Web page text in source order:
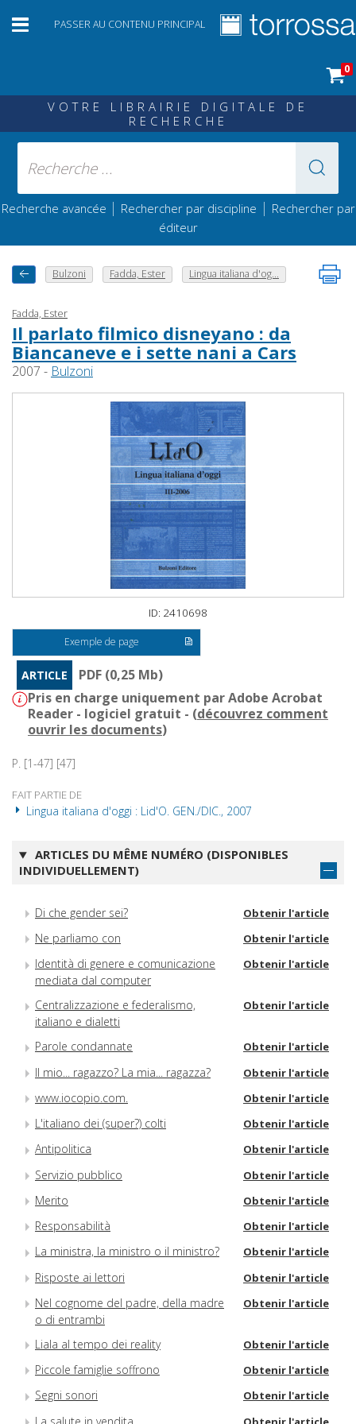
PASSER AU CONTENU PRINCIPAL
0
VOTRE LIBRAIRIE DIGITALE DE
RECHERCHE
Recherche avancée | Rechercher par discipline | Rechercher par
éditeur
Bulzoni Fadda, Ester Lingua italiana d'og...
Fadda, Ester
Il parlato filmico disneyano : da
Biancaneve e i sette nani a Cars
2007 - Bulzoni
ID: 2410698
Exemple de page
ARTICLE
PDF (0,25 Mb)
Pris en charge uniquement par Adobe Acrobat
Reader - logiciel gratuit - (découvrez comment
ouvrir les documents)
P. [1-47] [47]
FAIT PARTIE DE
Lingua italiana d'oggi : Lid'O. GEN./DIC., 2007
ARTICLES DU MÊME NUMÉRO (DISPONIBLES
INDIVIDUELLEMENT)
Di che gender sei? Obtenir l'article
Ne parliamo con Obtenir l'article
Identità di genere e comunicazione
mediata dal computer
Obtenir l'article
Centralizzazione e federalismo,
italiano e dialetti
Obtenir l'article
Parole condannate Obtenir l'article
Il mio... ragazzo? La mia... ragazza? Obtenir l'article
www.iocopio.com. Obtenir l'article
L'italiano dei (super?) colti Obtenir l'article
Antipolitica Obtenir l'article
Servizio pubblico Obtenir l'article
Merito Obtenir l'article
Responsabilità Obtenir l'article
La ministra, la ministro o il ministro? Obtenir l'article
Risposte ai lettori Obtenir l'article
Nel cognome del padre, della madre
o di entrambi
Obtenir l'article
Liala al tempo dei reality Obtenir l'article
Piccole famiglie soffrono Obtenir l'article
Segni sonori Obtenir l'article
La salute in vendita